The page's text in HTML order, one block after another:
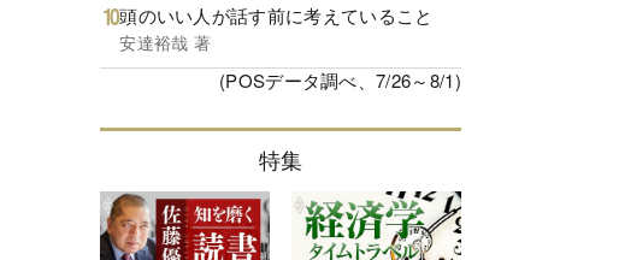
頭のいい人が話す前に考えていること
安達裕哉 著
(POSデータ調べ、7/26～8/1)
特集